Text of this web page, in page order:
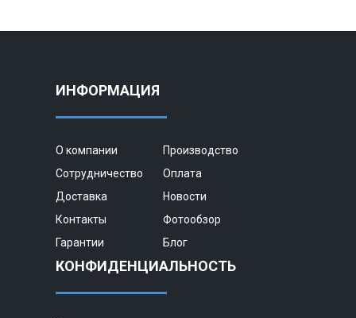
ИНФОРМАЦИЯ
О компании
Производство
Сотрудничество
Оплата
Доставка
Новости
Контакты
Фотообзор
Гарантии
Блог
КОНФИДЕНЦИАЛЬНОСТЬ